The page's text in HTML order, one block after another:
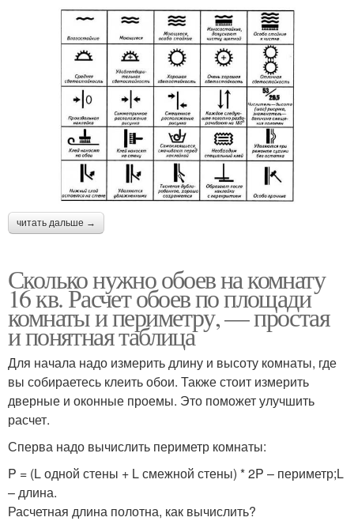
читать дальше →
Сколько нужно обоев на комнату
16 кв. Расчет обоев по площади
комнаты и периметру, — простая
и понятная таблица
Для начала надо измерить длину и высоту комнаты, где
вы собираетесь клеить обои. Также стоит измерить
дверные и оконные проемы. Это поможет улучшить
расчет.
Сперва надо вычислить периметр комнаты:
P = (L одной стены + L смежной стены) * 2P – периметр;L
– длина.
Расчетная длина полотна, как вычислить?